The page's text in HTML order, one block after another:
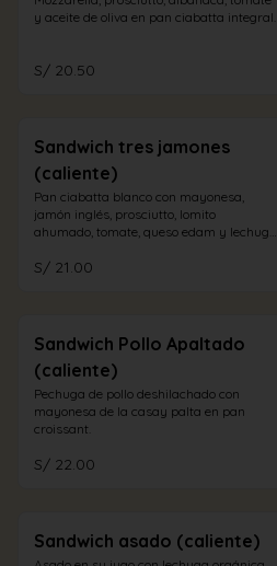
y aceite de oliva en pan ciabatta integral.
S/ 20.50
Sandwich tres jamones
(caliente)
Pan ciabatta blanco con mayonesa,
jamón inglés, prosciutto, lomito
ahumado, tomate, queso edam y lechuga
S/ 21.00
Sandwich Pollo Apaltado
(caliente)
Pechuga de pollo deshilachado con
mayonesa de la casay palta en pan
croissant.
S/ 22.00
Sandwich asado (caliente)